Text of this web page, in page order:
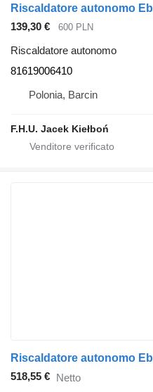
139,30 € 600 PLN
Riscaldatore autonomo
81619006410
Polonia, Barcin
F.H.U. Jacek Kiełboń
518,55 € Netto